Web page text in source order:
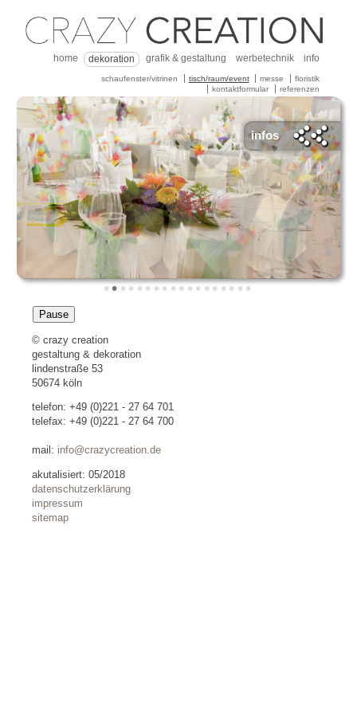
home dekoration grafik & gestaltung werbetechnik info
schaufenster/vitrinen tisch/raum/event messe
floristik
kontaktformular
referenzen
infos
••••••••••••••••••
Pause
© crazy creation
gestaltung & dekoration
lindenstraße 53
50674 köln
telefon: +49 (0)221 - 27 64 701
telefax: +49 (0)221 - 27 64 700
mail: info@crazycreation.de
akutalisiert: 05/2018
datenschutzerklärung
impressum
sitemap